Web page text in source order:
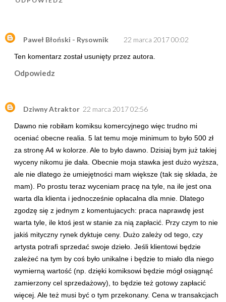
Paweł Błoński - Rysownik 22 marca 2017 00:02
Ten komentarz został usunięty przez autora.
Odpowiedz
Dziwny Atraktor 22 marca 2017 02:56
Dawno nie robiłam komiksu komercyjnego więc trudno mi
oceniać obecne realia. 5 lat temu moje minimum to było 500 zł
za stronę A4 w kolorze. Ale to było dawno. Dzisiaj bym już takiej
wyceny nikomu jie dała. Obecnie moja stawka jest dużo wyższa,
ale nie dlatego że umiejętności mam większe (tak się składa, że
mam). Po prostu teraz wyceniam pracę na tyle, na ile jest ona
warta dla klienta i jednocześnie opłacalna dla mnie. Dlatego
zgodzę się z jednym z komentujacych: praca naprawdę jest
warta tyle, ile ktoś jest w stanie za nią zapłacić. Przy czym to nie
jakiś mityczny rynek dyktuje ceny. Dużo zależy od tego, czy
artysta potrafi sprzedać swoje dzieło. Jeśli klientowi będzie
zależeć na tym by coś było unikalne i będzie to miało dla niego
wymierną wartość (np. dzięki komiksowi będzie mógł osiągnąć
zamierzony cel sprzedażowy), to będzie też gotowy zapłacić
więcej. Ale też musi być o tym przekonany. Cena w transakcjach